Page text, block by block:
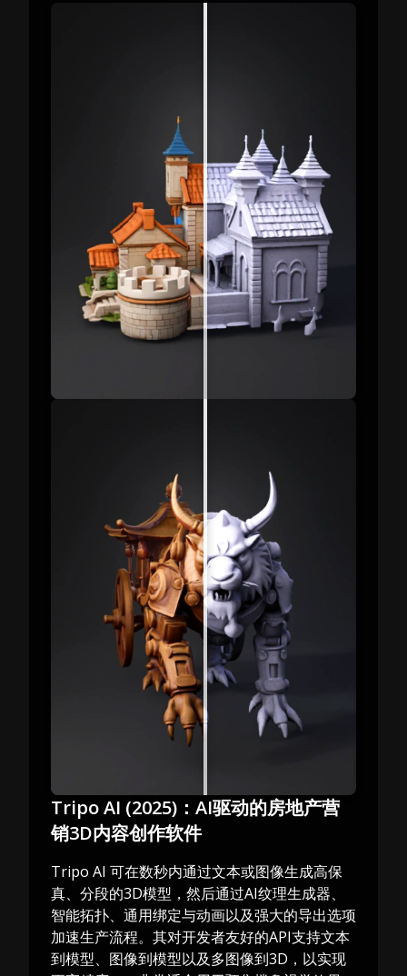
Tripo AI (2025)：AI驱动的房地产营
销3D内容创作软件
Tripo AI 可在数秒内通过文本或图像生成高保
真、分段的3D模型，然后通过AI纹理生成器、
智能拓扑、通用绑定与动画以及强大的导出选项
加速生产流程。其对开发者友好的API支持文本
到模型、图像到模型以及多图像到3D，以实现